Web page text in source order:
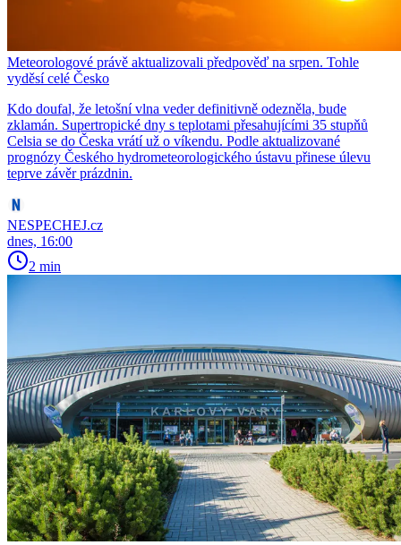
Meteorologové právě aktualizovali předpověď na srpen. Tohle
vyděsí celé Česko
Kdo doufal, že letošní vlna veder definitivně odezněla, bude
zklamán. Supertropické dny s teplotami přesahujícími 35 stupňů
Celsia se do Česka vrátí už o víkendu. Podle aktualizované
prognózy Českého hydrometeorologického ústavu přinese úlevu
teprve závěr prázdnin.
NESPECHEJ.cz
dnes, 16:00
2 min